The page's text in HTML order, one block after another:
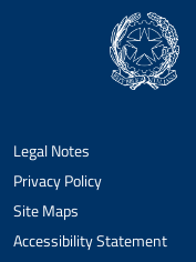
Legal Notes
Privacy Policy
Site Maps
Accessibility Statement